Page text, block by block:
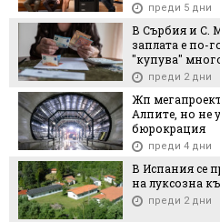
преди 5 дни
В Сърбия и С.
заплата е по-
"купува"
преди 2 дни
Жп
Алпите, но не
бюрокрация
преди 4 дни
В Испания се
на луксозна
преди 2 дни